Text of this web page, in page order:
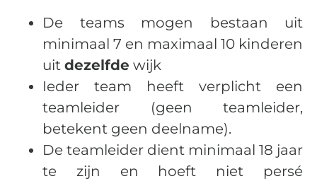
De teams mogen bestaan uit
minimaal 7 en maximaal 10 kinderen
uit dezelfde wijk
Ieder team heeft verplicht een
teamleider (geen teamleider,
betekent geen deelname).
De teamleider dient minimaal 18 jaar
te zijn en hoeft niet persé